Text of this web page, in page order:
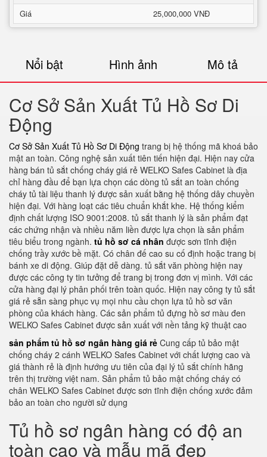
Giá
25,000,000 VNĐ
Nổi bật Hình ảnh Mô tả
Cơ Sở Sản Xuất Tủ Hồ Sơ Di
Động
Cơ Sở Sản Xuất Tủ Hồ Sơ Di Động trang bị hệ thống mã khoá bảo
mật an toàn. Công nghệ sản xuất tiên tiến hiện đại. Hiện nay cửa
hàng bán tủ sắt chống cháy giá rẻ WELKO Safes Cabinet là địa
chỉ hàng đầu để bạn lựa chọn các dòng tủ sắt an toàn chống
cháy tủ tài liệu thanh lý được sản xuất bằng hệ thống dây chuyền
hiện đại. Với hàng loạt các tiêu chuẩn khắt khe. Hệ thống kiểm
định chất lượng ISO 9001:2008. tủ sắt thanh lý là sản phẩm đạt
các chứng nhận và nhiều năm liền được lựa chọn là sản phẩm
tiêu biểu trong ngành. tủ hồ sơ cá nhân được sơn tĩnh điện
chống trầy xước bề mặt. Có chân đế cao su cố định hoặc trang bị
bánh xe di động. Giúp đặt dễ dàng. tủ sắt văn phòng hiện nay
được các công ty tin tưởng để trang bị trong đơn vị mình. Với các
cửa hàng đại lý phân phối trên toàn quốc. Hiện nay công ty tủ sắt
giá rẻ sẵn sàng phục vụ mọi nhu cầu chọn lựa tủ hồ sơ văn
phòng của khách hàng. Các sản phẩm tủ đựng hồ sơ màu đen
WELKO Safes Cabinet được sản xuất với nền tảng kỹ thuật cao
sản phẩm tủ hồ sơ ngân hàng giá rẻ Cung cấp tủ bảo mật
chống cháy 2 cánh WELKO Safes Cabinet với chất lượng cao và
giá thành rẻ là định hướng ưu tiên của đại lý tủ sắt chính hãng
trên thị trường việt nam. Sản phẩm tủ bảo mật chống cháy có
chân WELKO Safes Cabinet được sơn tĩnh điện chống xước đảm
bảo an toàn cho người sử dụng
Tủ hồ sơ ngân hàng có độ an
toàn cao và mẫu mã đẹp